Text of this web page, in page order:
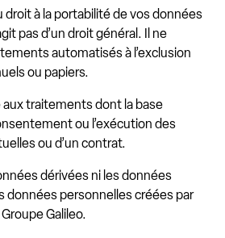
droit à la portabilité de vos données
pas d’un droit général. Il ne
automatisés à l’exclusion
ou papiers.
aux traitements dont la base
ou l’exécution des
ou d’un contrat.
dérivées ni les données
données personnelles créées par
Galileo.